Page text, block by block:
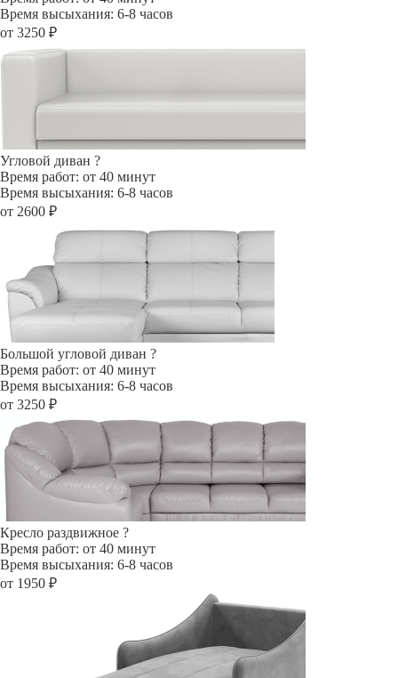
Время высыхания: 6-8 часов
от 3250 ₽
Угловой диван ?
Время работ: от 40 минут
Время высыхания: 6-8 часов
от 2600 ₽
Большой угловой диван ?
Время работ: от 40 минут
Время высыхания: 6-8 часов
от 3250 ₽
Кресло раздвижное ?
Время работ: от 40 минут
Время высыхания: 6-8 часов
от 1950 ₽